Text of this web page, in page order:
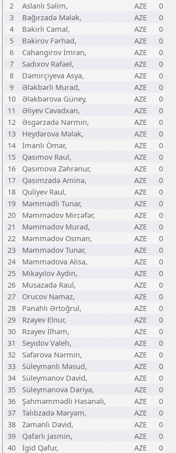
2
Aslanlı Səlim, AZE
0
3
Bağırzadə Mələk, AZE
0
4
Bəkirli Camal, AZE
0
5
Bəkirov Fərhad, AZE
0
6
Cahangirov İmran, AZE
0
7
Sadıxov Rafael, AZE
0
8
Dəmirçiyeva Asya, AZE
0
9
Ələkbərli Murad, AZE
0
10
Ələkbərova Güney, AZE
0
11
Əliyev Cavadxan, AZE
0
12
Əsgərzadə Nərmin, AZE
0
13
Heydərova Mələk, AZE
0
14
İmanlı Ömər, AZE
0
15
Qasımov Raul, AZE
0
16
Qasımova Zəhranur, AZE
0
17
Qasımzadə Aminə, AZE
0
18
Quliyev Raul, AZE
0
19
Məmmədli Tunar, AZE
0
20
Məmmədov Mircəfər, AZE
0
21
Məmmədov Murad, AZE
0
22
Məmmədov Osman, AZE
0
23
Məmmədov Tunar, AZE
0
24
Məmmədova Alisa, AZE
0
25
Mikayılov Aydın, AZE
0
26
Musazadə Raul, AZE
0
27
Orucov Namaz, AZE
0
28
Pənahlı Ərtoğrul, AZE
0
29
Rzayev Elnur, AZE
0
30
Rzayev İlham, AZE
0
31
Seyidov Valeh, AZE
0
32
Səfərova Nərmin, AZE
0
33
Süleymanlı Məsud, AZE
0
34
Süleymanov David, AZE
0
35
Süleymanova Dariya, AZE
0
36
Şahməmmədli Həsənəli, AZE
0
37
Talıbzadə Məryəm, AZE
0
38
Zamanlı David, AZE
0
39
Qafarlı Jasmin, AZE
0
40
İgid Qafur, AZE 0